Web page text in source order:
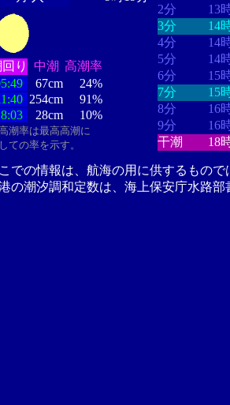
り 中潮 高潮率
67cm
24%
254cm
91%
28cm 10%
潮率は最高高潮に
ての率を示す。
2分
13
3分
14
4分
14
5分
14
6分
15
7分
15
8分
16
9分
16
干潮
18
での情報は、航海の用に供するもの
の潮汐調和定数は、海上保安庁水路